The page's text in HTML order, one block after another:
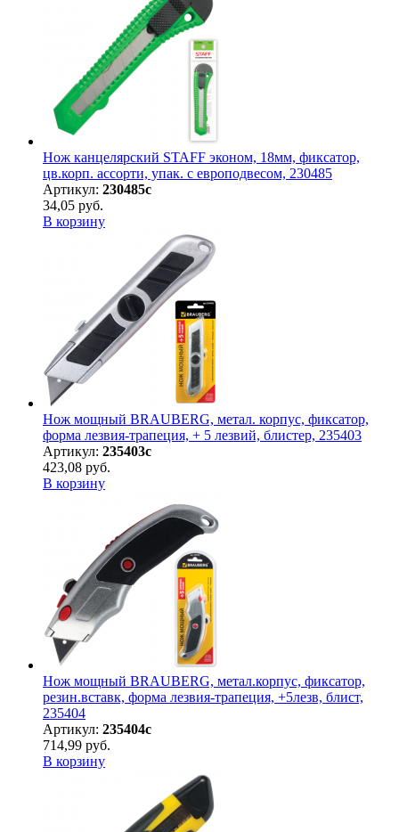
Нож канцелярский STAFF эконом, 18мм, фиксатор,
цв.корп. ассорти, упак. с европодвесом, 230485
Артикул: 230485с
34,05 руб.
В корзину
Нож мощный BRAUBERG, метал. корпус, фиксатор,
форма лезвия-трапеция, + 5 лезвий, блистер, 235403
Артикул: 235403с
423,08 руб.
В корзину
Нож мощный BRAUBERG, метал.корпус, фиксатор,
резин.вставк, форма лезвия-трапеция, +5лезв, блист,
235404
Артикул: 235404с
714,99 руб.
В корзину